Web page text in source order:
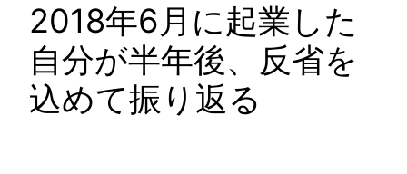
2018年6月に起業した
自分が半年後、反省を
込めて振り返る